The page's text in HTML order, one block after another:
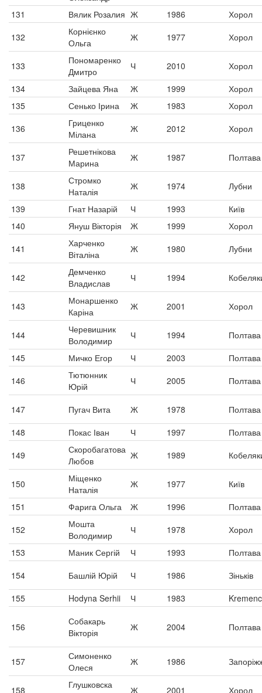
131
Вялик Розалия Ж 1986
Хорол
132
Корнієнко
Ольга
Ж 1977 Хорол
133
Пономаренко
Дмитро
Ч 2010
Хорол
134
Зайцева Яна Ж 1999
Хорол
135
Сенько Ірина Ж 1983
Хорол
136
Гриценко
Мілана
Ж 2012 Хорол
137
Решетнікова
Марина
Ж 1987 Полтава
138
Стромко
Наталія
Ж 1974
Лубни
139
Гнат Назарій Ч 1993
Київ
140
Януш Вікторія Ж 1999
Хорол
141
Харченко
Віталіна
Ж 1980 Лубни
142
Демченко
Владислав
Ч 1994
143
Монаршенко
Каріна
Ж 2001 Хорол
144
Черевишник
Володимир
Ч 1994
Полтава
145
Мичко Егор Ч 2003
Полтава
146
Тютюнник
Юрій
Ч 2005 Полтава
147 Пугач Вита Ж 1978
Полтава
148
Покас Іван Ч 1997
Полтава
149
Скоробагатова
Любов
Ж 1989
150
Міщенко
Наталія
Ж 1977
Київ
151
Фарига Ольга Ж 1996
Полтава
152
Мошта
Володимир
Ч 1978
Хорол
153
Маник Сергій Ч 1993
Полтава
154
Башлій Юрій Ч 1986
Зіньків
155
Hodyna Serhii Ч 1983
156
Собакарь
Вікторія
Ж 2004 Полтава
157
Симоненко
Олеся
Ж 1986
158
Глушковска
Ж 2001 Хорол